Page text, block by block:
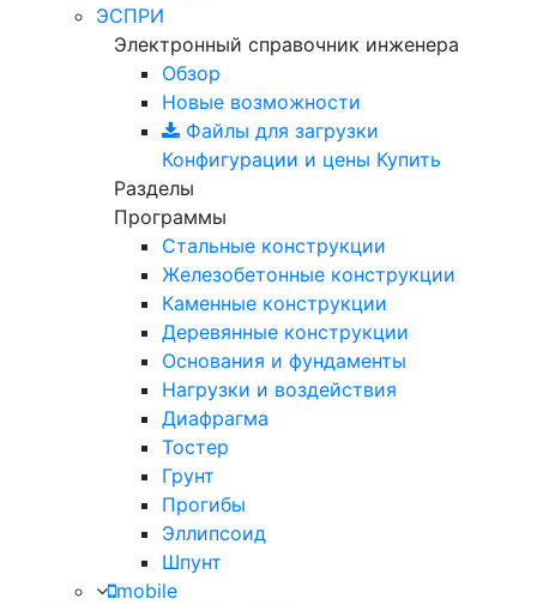
ЭСПРИ
Электронный справочник инженера
Обзор
Новые возможности
Файлы для загрузки
Конфигурации и цены Купить
Разделы
Программы
Стальные конструкции
Железобетонные конструкции
Каменные конструкции
Деревянные конструкции
Основания и фундаменты
Нагрузки и воздействия
Диафрагма
Тостер
Грунт
Прогибы
Эллипсоид
Шпунт
mobile